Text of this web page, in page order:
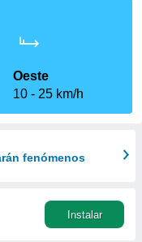
Oeste
10
25 km/h
fenómenos
Instalar